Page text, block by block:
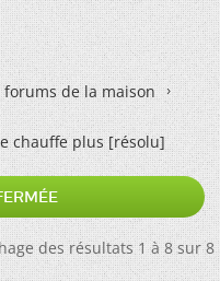
de la maison
chauffe plus [résolu]
des résultats 1 à 8 sur 8